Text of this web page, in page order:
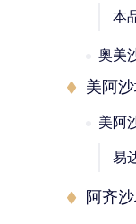
本
奥美
美阿
美阿
易
阿齐